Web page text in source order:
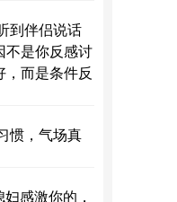
到伴侣说话
不是你反感讨
而是条件反
惯，气场真
感激你的，